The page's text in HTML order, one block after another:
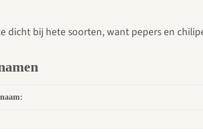
dicht bij hete soorten, want pepers en